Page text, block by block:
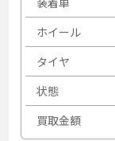
ホイール
タイヤ
状態
買取金額